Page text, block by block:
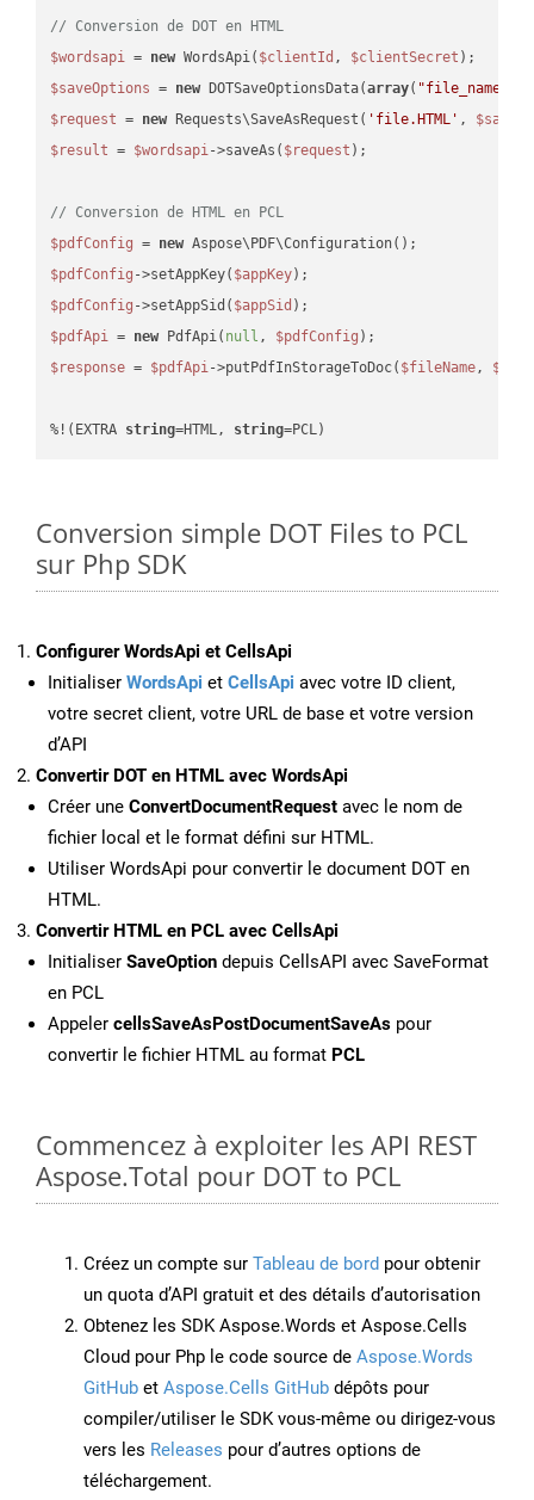
// Conversion de DOT en HTML
$wordsapi = new WordsApi( $clientId , $clientSecret
$saveOptions = new DOTSaveOptionsData(array( "file_name"
$request = new Requests\SaveAsRequest( 'file.HTML' ,
$result = $wordsapi->saveAs( $request );
// Conversion de HTML en PCL
$pdfConfig = new
$pdfConfig ->setAppKey( $appKey
$pdfConfig ->setAppSid( $appSid
$pdfApi = new PdfApi( null , $pdfConfig
$response = $pdfApi->putPdfInStorageToDoc( $fileName,
%!(EXTRA string=HTML, string=PCL)
Conversion simple DOT Files to PCL
sur Php SDK
Configurer WordsApi et CellsApi
Initialiser WordsApi et CellsApi avec votre ID client,
votre secret client, votre URL de base et votre version
d’API
Convertir DOT en HTML avec WordsApi
Créer une ConvertDocumentRequest avec le nom de
fichier local et le format défini sur HTML.
Utiliser WordsApi pour convertir le document DOT en
HTML.
Convertir HTML en PCL avec CellsApi
Initialiser SaveOption depuis CellsAPI avec SaveFormat
en PCL
Appeler cellsSaveAsPostDocumentSaveAs pour
convertir le fichier HTML au format PCL
Commencez à exploiter les API REST
Aspose.Total pour DOT to PCL
Créez un compte sur Tableau de bord pour obtenir
un quota d’API gratuit et des détails d’autorisation
Obtenez les SDK Aspose.Words et Aspose.Cells
Cloud pour Php le code source de Aspose.Words
GitHub et Aspose.Cells GitHub dépôts pour
compiler/utiliser le SDK vous-même ou dirigez-vous
vers les Releases pour d’autres options de
téléchargement.